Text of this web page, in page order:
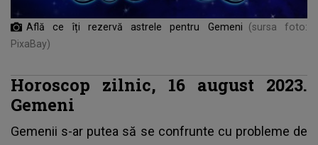
Află ce îți rezervă astrele pentru Gemeni
(sursa foto:
PixaBay)
Horoscop zilnic, 16 august 2023.
Gemeni
Gemenii s-ar putea să se confrunte cu probleme de